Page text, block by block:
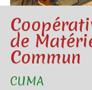
de
Commun
CUMA